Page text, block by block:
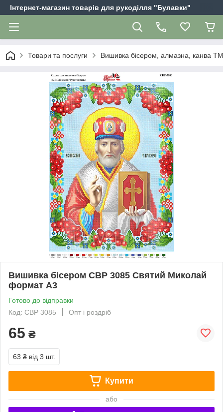
Інтернет-магазин товарів для рукоділля "Булавки"
Товари та послуги Вишивка бісером, алмазна, канва
Вишивка бісером СВР 3085 Святий Миколай
формат А3
Готово до відправки
Код: СВР 3085
Опт і роздріб
65 ₴
63 ₴ від 3 шт.
Купити
або